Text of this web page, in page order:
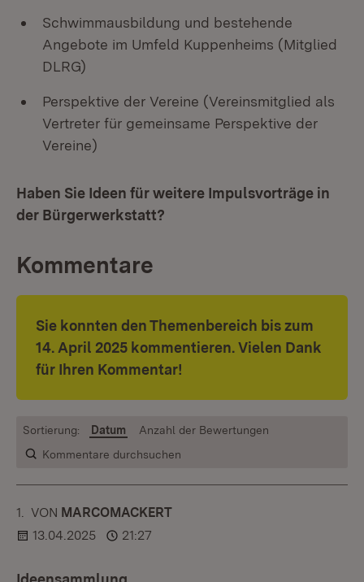
Schwimmausbildung und bestehende
Angebote im Umfeld Kuppenheims (Mitglied
DLRG)
Perspektive der Vereine (Vereinsmitglied als
Vertreter für gemeinsame Perspektive der
Vereine)
Haben Sie Ideen für weitere Impulsvorträge in
der Bürgerwerkstatt?
Kommentare
Sie konnten den Themenbereich bis zum
14. April 2025 kommentieren. Vielen Dank
für Ihren Kommentar!
Kommentare durchsuchen
Sortierung: Datum Anzahl der Bewertungen
1. KOMMENTAR
VON :MARCOMACKERT
13.04.2025
21:27